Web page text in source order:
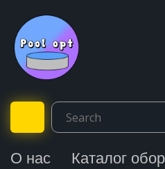
О нас Каталог